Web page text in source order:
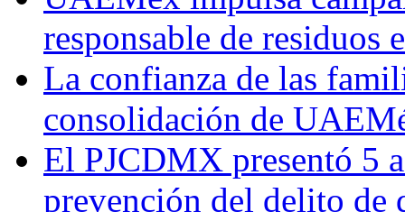
responsable de residuos
La confianza de las
consolidación de
El PJCDMX presentó 5
prevención del delito de